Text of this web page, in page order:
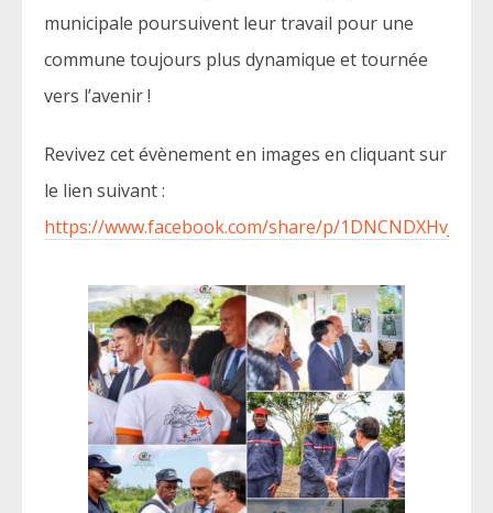
municipale poursuivent leur travail pour une
commune toujours plus dynamique et tournée
vers l’avenir !
Revivez cet évènement en images en cliquant sur
le lien suivant :
https://www.facebook.com/share/p/1DNCNDXHvJ/